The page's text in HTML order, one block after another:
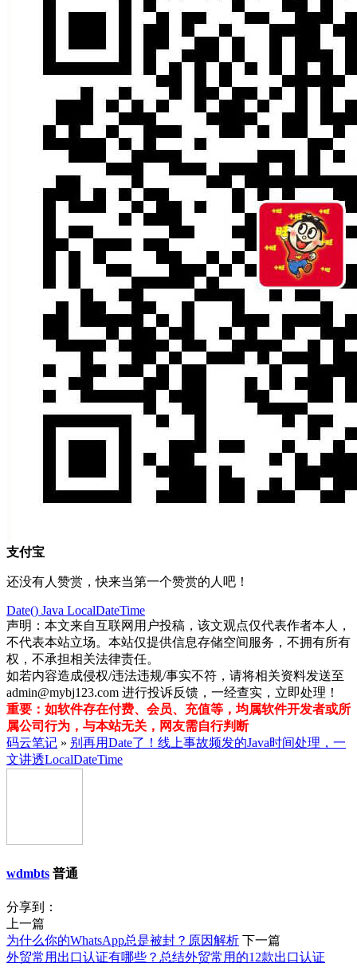
支付宝
还没有人赞赏，快来当第一个赞赏的人吧！
Date() Java LocalDateTime
声明：本文来自互联网用户投稿，该文观点仅代表作者本人，
不代表本站立场。本站仅提供信息存储空间服务，不拥有所有
权，不承担相关法律责任。
如若内容造成侵权/违法违规/事实不符，请将相关资料发送至
admin@mybj123.com 进行投诉反馈，一经查实，立即处理！
重要：如软件存在付费、会员、充值等，均属软件开发者或所
属公司行为，与本站无关，网友需自行判断
码云笔记 » 别再用Date了！线上事故频发的Java时间处理，一
文讲透LocalDateTime
wdmbts 普通
分享到：
上一篇
为什么你的WhatsApp总是被封？原因解析 下一篇
外贸常用出口认证有哪些？总结外贸常用的12款出口认证